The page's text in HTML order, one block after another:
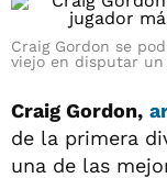
Craig Gordon se
viejo en disputar un
Craig Gordon,
de la primera
una de las